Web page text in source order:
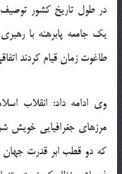
در طول تاریخ کشور توصیف
یک جامعه پابرهنه با
طاغوت زمان قیام کردند
وی ادامه داد: انقلاب
مرزهای جغرافیایی خویش
که دو قطب ابر قدرت جهان